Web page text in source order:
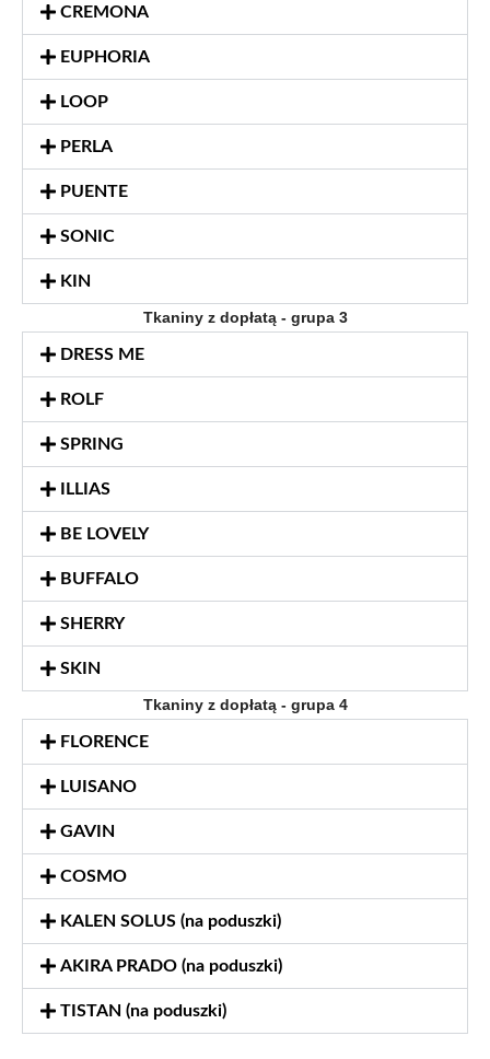
CREMONA
EUPHORIA
LOOP
PERLA
PUENTE
SONIC
KIN
Tkaniny z dopłatą - grupa 3
DRESS ME
ROLF
SPRING
ILLIAS
BE LOVELY
BUFFALO
SHERRY
SKIN
Tkaniny z dopłatą - grupa 4
FLORENCE
LUISANO
GAVIN
COSMO
KALEN SOLUS (na poduszki)
AKIRA PRADO (na poduszki)
TISTAN (na poduszki)